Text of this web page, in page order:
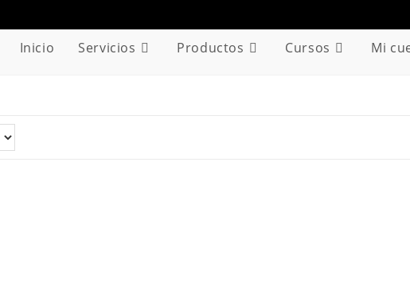
Inicio Servicios Productos Cursos Mi